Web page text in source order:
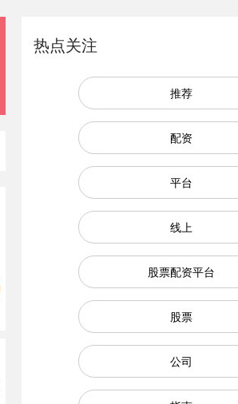
热点关注
推荐
配资
平台
线上
股票配资平台
股票
公司